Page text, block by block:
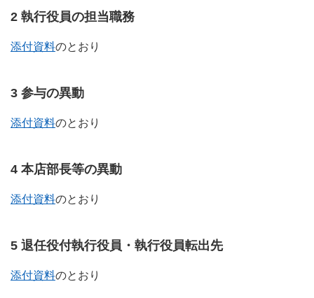
2 執行役員の担当職務
添付資料のとおり
3 参与の異動
添付資料のとおり
4 本店部長等の異動
添付資料のとおり
5 退任役付執行役員・執行役員転出先
添付資料のとおり